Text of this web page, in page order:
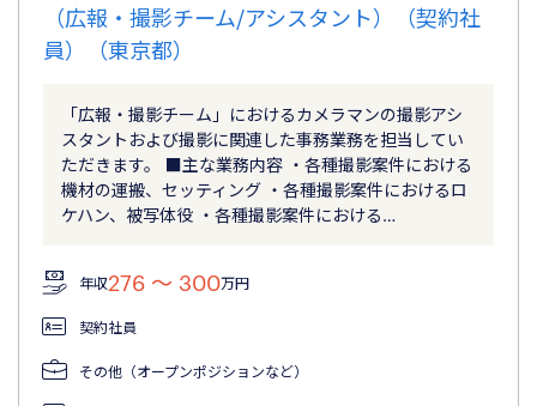
（広報・撮影チーム/アシスタント）（契約社
員）（東京都）
「広報・撮影チーム」におけるカメラマンの撮影アシ
スタントおよび撮影に関連した事務業務を担当してい
ただきます。 ■主な業務内容 ・各種撮影案件における
機材の運搬、セッティング ・各種撮影案件におけるロ
ケハン、被写体役 ・各種撮影案件における…
年収276 〜 300万円
契約社員
その他（オープンポジションなど）